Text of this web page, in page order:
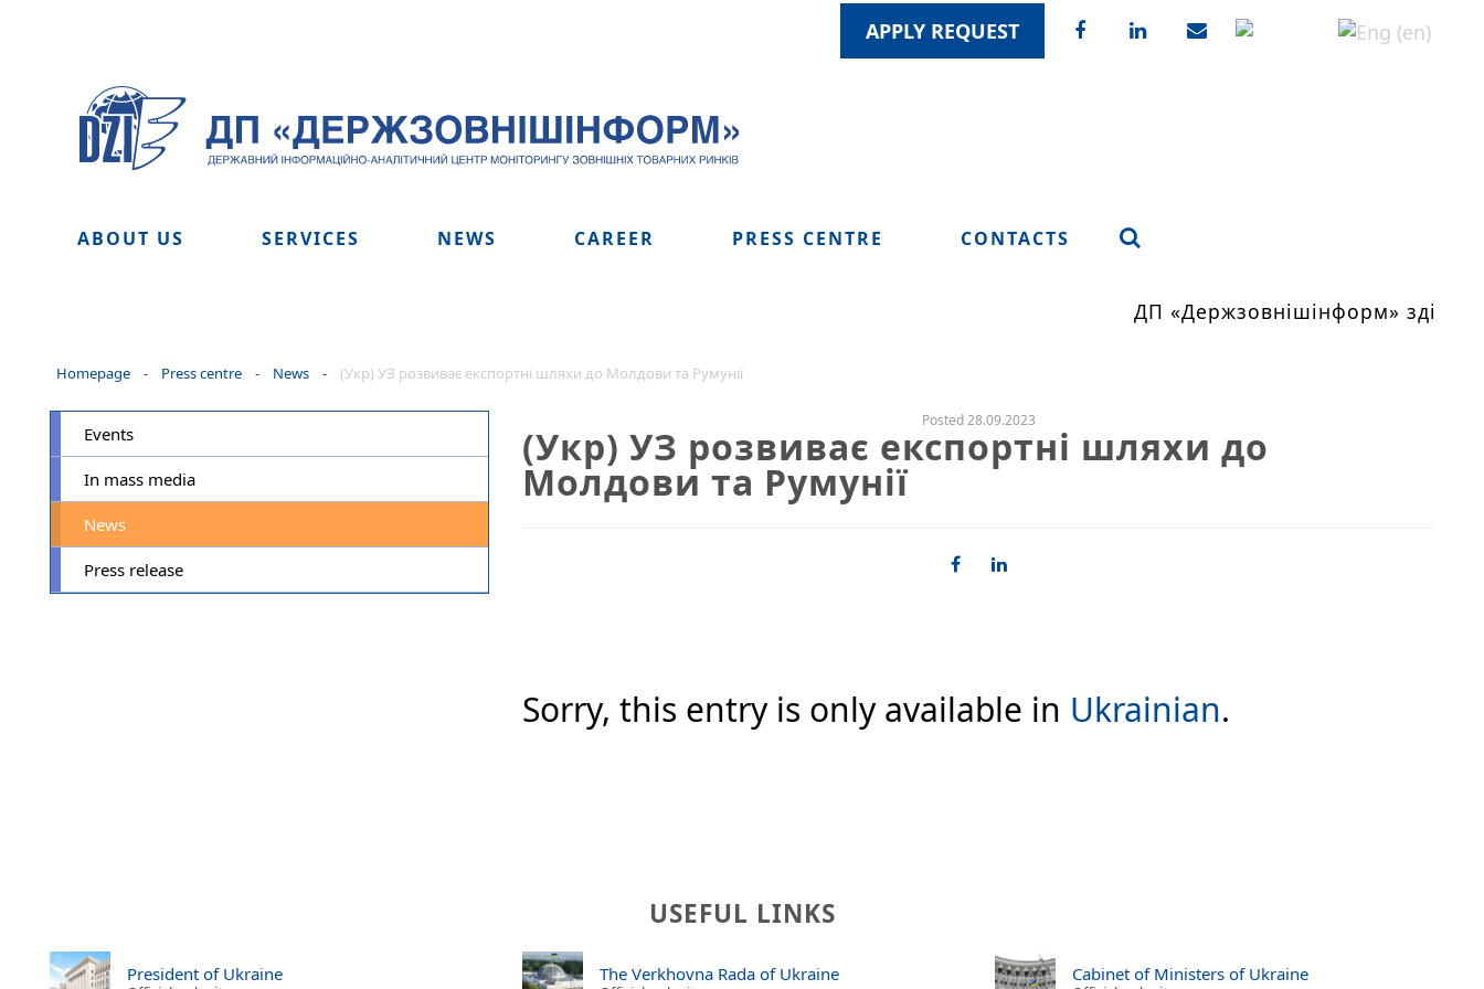
APPLY REQUEST
ABOUT US SERVICES NEWS CAREER PRESS CENTRE CONTACTS
ДП «Держзовнішінформ»
Homepage - Press centre - News - (Укр) УЗ розвиває експортні шляхи до Молдови та Румунії
Events
In mass media
News
Press release
Posted 28.09.2023
(Укр) УЗ розвиває експортні шляхи до
Молдови та Румунії
Sorry, this entry is only available in Ukrainian.
USEFUL LINKS
President of Ukraine The Verkhovna Rada of Ukraine Cabinet of Ministers of Ukraine